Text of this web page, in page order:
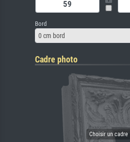
Bord
0 cm bord
Cadre photo